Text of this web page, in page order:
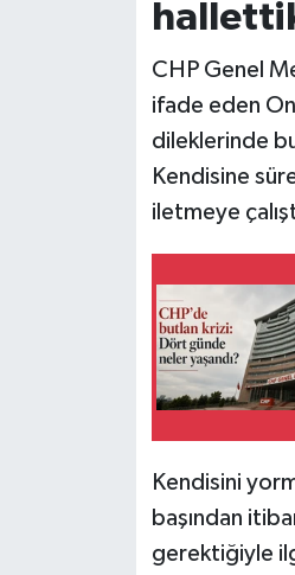
CHP Genel
ifade eden
dileklerinde
Kendisine
iletmeye
Kendisini
başından
gerektiğiyle